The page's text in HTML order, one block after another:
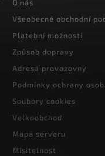
O nás
Všeobecné obchodní
Platební možnosti
Způsob dopravy
Adresa provozovny
Podmínky ochrany
Soubory cookies
Velkoobchod
Mapa serveru
Mísitelnost